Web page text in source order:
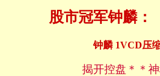
股市冠军钟麟：
钟麟 1VCD压
揭开控盘＊＊